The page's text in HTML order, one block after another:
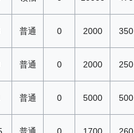
普通 0 2000 350
普通 0 2000 250
普通 0 5000 500
普通 0 1700 260